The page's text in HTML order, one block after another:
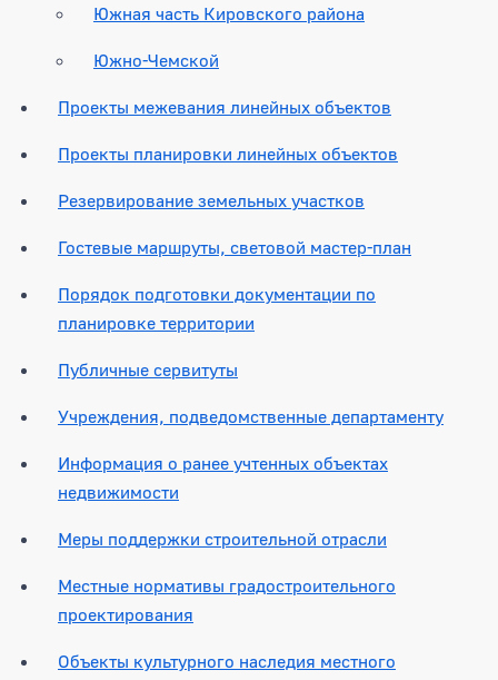
Южная часть Кировского района
Южно-Чемской
Проекты межевания линейных объектов
Проекты планировки линейных объектов
Резервирование земельных участков
Гостевые маршруты, световой мастер-план
Порядок подготовки документации по
планировке территории
Публичные сервитуты
Учреждения, подведомственные департаменту
Информация о ранее учтенных объектах
недвижимости
Меры поддержки строительной отрасли
Местные нормативы градостроительного
проектирования
Объекты культурного наследия местного